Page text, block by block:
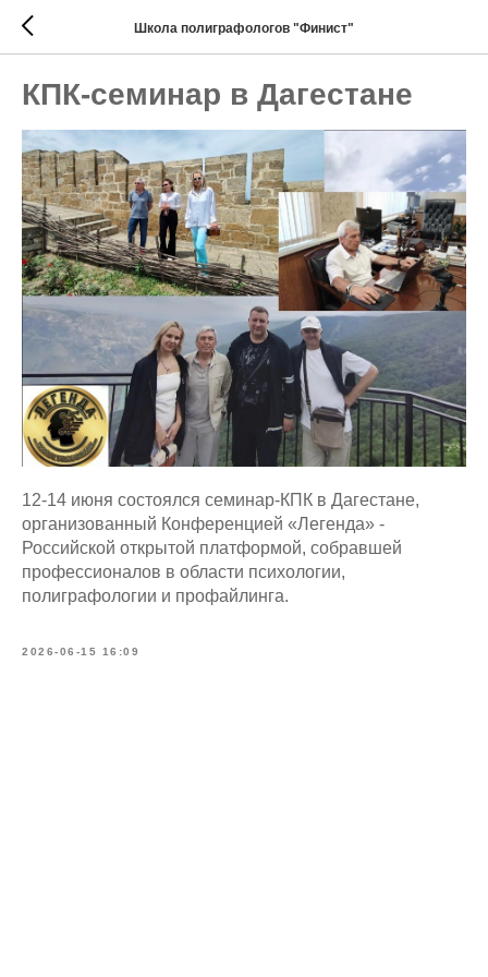
Школа полиграфологов "Финист"
КПК-семинар в Дагестане
12-14 июня состоялся семинар-КПК в Дагестане,
организованный Конференцией «Легенда» -
Российской открытой платформой, собравшей
профессионалов в области психологии,
полиграфологии и профайлинга.
2026-06-15 16:09